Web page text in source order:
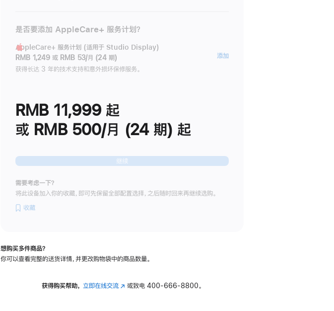
是否要添加 AppleCare+ 服务计划？
AppleCare+ 服务计划 (适用于 Studio Display)
RMB 1,249 或 RMB 53/月 (24 期)
获得长达 3 年的技术支持和意外损坏保修服务。
添加
RMB 11,999 起
或 RMB 500/月 (24 期) 起
继续
需要考虑一下？
将此设备加入你的收藏，即可先保留全部配置选择，之后随时回来再继续选购。
收藏
想购买多件商品？
你可以查看完整的送货详情，并更改购物袋中的商品数量。
获得购买帮助， 立即在线交流(在 或致电400-666-8800。